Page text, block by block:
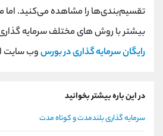
تقسیم‌بندی‌ها را مشاهده می‌کنید. اما
بیشتر با روش های مختلف سرمایه
رایگان سرمایه گذاری در بورسوب سایت
در این باره بیشتر بخوانید
سرمایه گذاری بلندمدت و کوتاه مدت